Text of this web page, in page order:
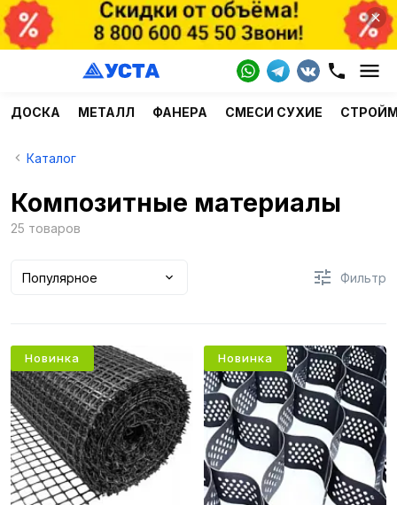
ДОСКА МЕТАЛЛ ФАНЕРА СМЕСИ СУХИЕ
Каталог
Композитные материалы
25 товаров
Популярное Фильтр
Новинка Новинка